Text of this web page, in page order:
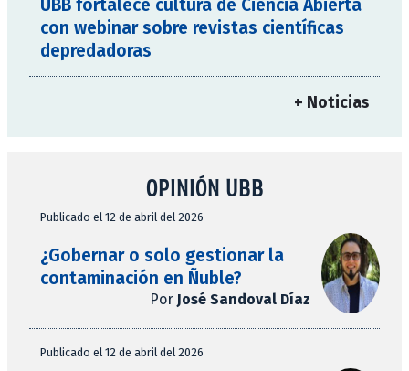
UBB fortalece cultura de Ciencia Abierta
con webinar sobre revistas científicas
depredadoras
+ Noticias
OPINIÓN UBB
Publicado el 12 de abril del 2026
¿Gobernar o solo gestionar la
contaminación en Ñuble?
Por José Sandoval Díaz
Publicado el 12 de abril del 2026